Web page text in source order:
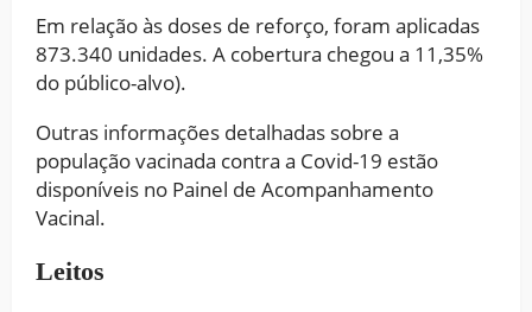
Em relação às doses de reforço, foram aplicadas
873.340 unidades. A cobertura chegou a 11,35%
do público-alvo).
Outras informações detalhadas sobre a
população vacinada contra a Covid-19 estão
disponíveis no Painel de Acompanhamento
Vacinal.
Leitos